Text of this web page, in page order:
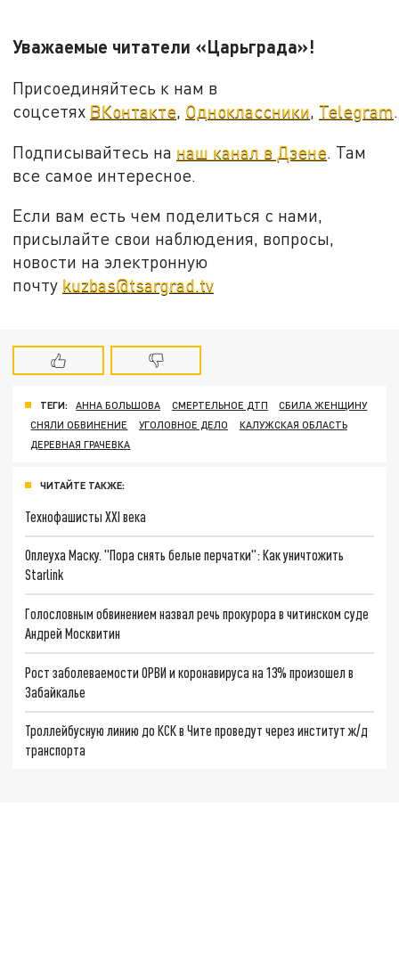
Уважаемые читатели «Царьграда»!
Присоединяйтесь к нам в
соцсетях ВКонтакте, Одноклассники, Telegram.
Подписывайтесь на наш канал в Дзене . Там
все самое интересное.
Если вам есть чем поделиться с нами,
присылайте свои наблюдения, вопросы,
новости на электронную
почту kuzbas@tsargrad.tv
ТЕГИ: АННА БОЛЬШОВА СМЕРТЕЛЬНОЕ ДТП
СБИЛА ЖЕНЩИНУ
СНЯЛИ ОБВИНЕНИЕ
УГОЛОВНОЕ ДЕЛО
КАЛУЖСКАЯ ОБЛАСТЬ
ДЕРЕВНАЯ ГРАЧЕВКА
ЧИТАЙТЕ ТАКЖЕ:
Технофашисты XXI века
Оплеуха Маску. "Пора снять белые перчатки": Как уничтожить
Starlink
Голословным обвинением назвал речь прокурора в читинском суде
Андрей Москвитин
Рост заболеваемости ОРВИ и коронавируса на 13% произошел в
Забайкалье
Троллейбусную линию до КСК в Чите проведут через институт ж/д
транспорта